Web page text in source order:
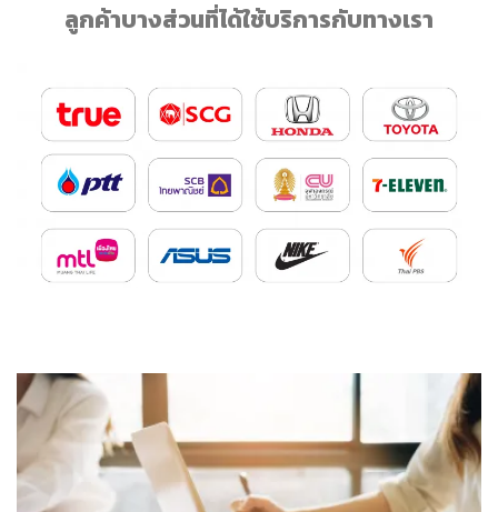
ลูกค้าบางส่วนที่ได้ใช้บริการกับทางเรา